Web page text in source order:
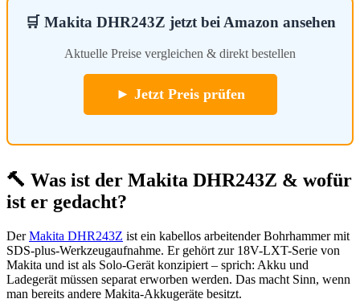
🛒 Makita DHR243Z jetzt bei Amazon ansehen
Aktuelle Preise vergleichen & direkt bestellen
► Jetzt Preis prüfen
🔨 Was ist der Makita DHR243Z & wofür
ist er gedacht?
DerMakita DHR243Z ist ein kabellos arbeitender Bohrhammer mit
SDS-plus-Werkzeugaufnahme. Er gehört zur 18V-LXT-Serie von
Makita und ist als Solo-Gerät konzipiert – sprich: Akku und
Ladegerät müssen separat erworben werden. Das macht Sinn, wenn
man bereits andere Makita-Akkugeräte besitzt.